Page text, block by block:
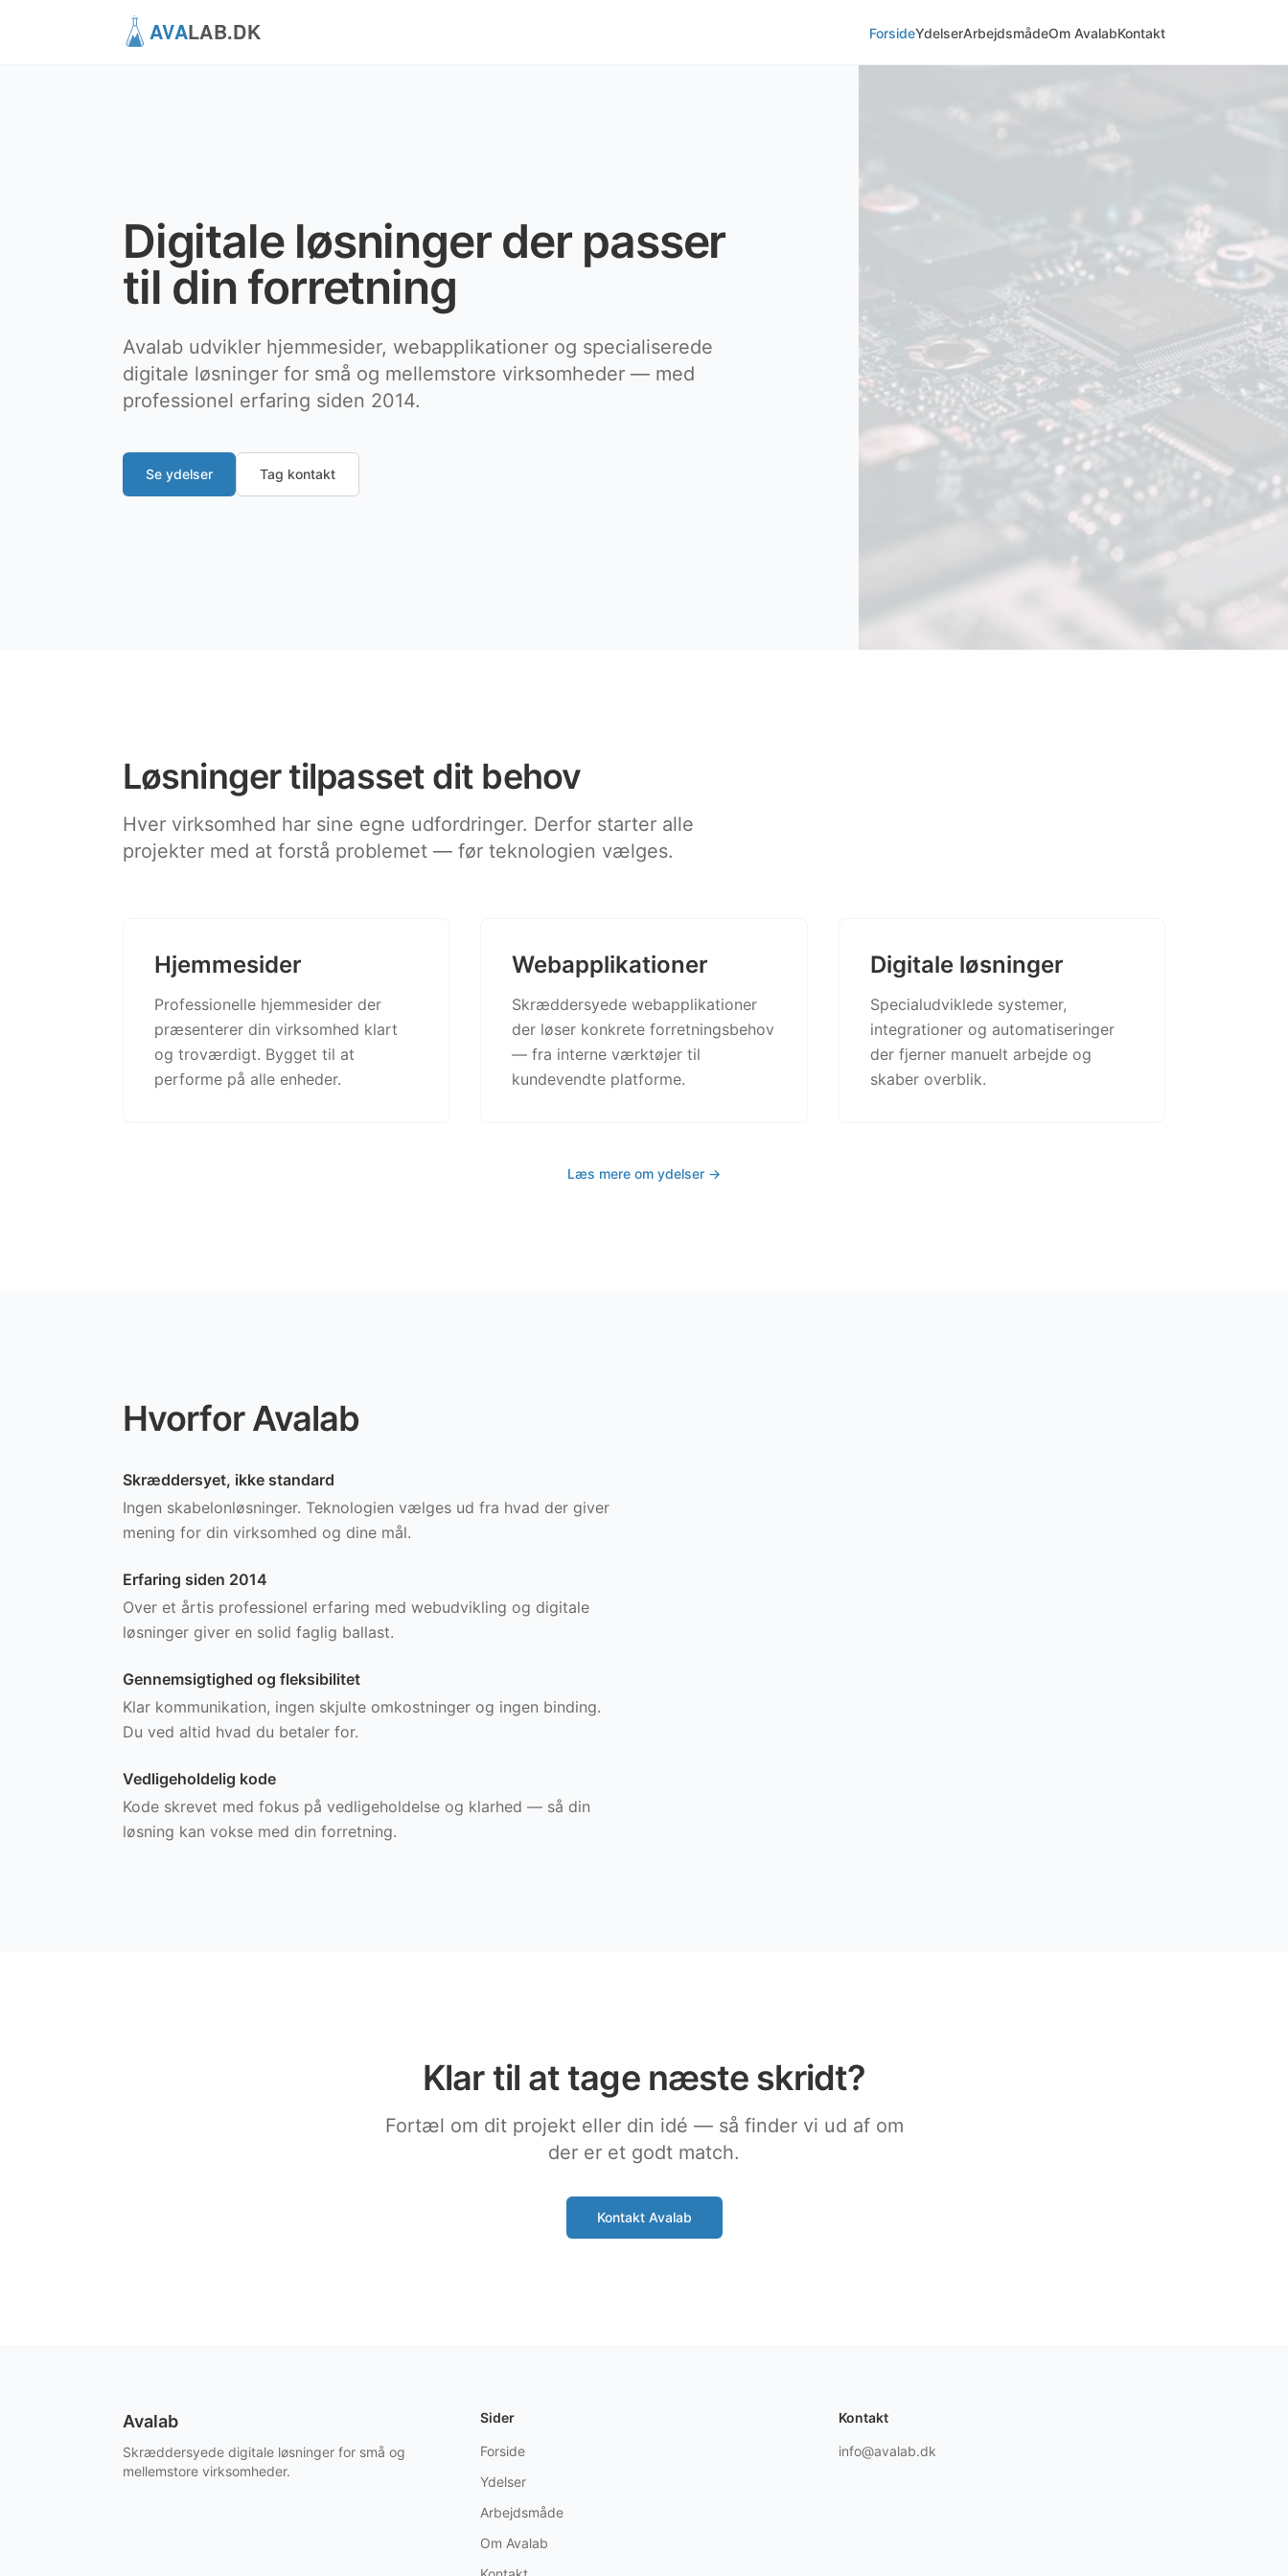
ForsideYdelserArbejdsmådeOm AvalabKontakt
Digitale løsninger der passer
til din forretning
Avalab udvikler hjemmesider, webapplikationer og specialiserede
digitale løsninger for små og mellemstore virksomheder — med
professionel erfaring siden 2014.
Se ydelser Tag kontakt
Løsninger tilpasset dit behov
Hver virksomhed har sine egne udfordringer. Derfor starter alle
projekter med at forstå problemet — før teknologien vælges.
Hjemmesider
Professionelle hjemmesider der
præsenterer din virksomhed klart
og troværdigt. Bygget til at
performe på alle enheder.
Webapplikationer
Skræddersyede webapplikationer
der løser konkrete forretningsbehov
— fra interne værktøjer til
kundevendte platforme.
Digitale løsninger
Specialudviklede systemer,
integrationer og automatiseringer
der fjerner manuelt arbejde og
skaber overblik.
Læs mere om ydelser →
Hvorfor Avalab
Skræddersyet, ikke standard
Ingen skabelonløsninger. Teknologien vælges ud fra hvad der giver
mening for din virksomhed og dine mål.
Erfaring siden 2014
Over et årtis professionel erfaring med webudvikling og digitale
løsninger giver en solid faglig ballast.
Gennemsigtighed og fleksibilitet
Klar kommunikation, ingen skjulte omkostninger og ingen binding.
Du ved altid hvad du betaler for.
Vedligeholdelig kode
Kode skrevet med fokus på vedligeholdelse og klarhed — så din
løsning kan vokse med din forretning.
Klar til at tage næste skridt?
Fortæl om dit projekt eller din idé — så finder vi ud af om
der er et godt match.
Kontakt Avalab
Avalab
Skræddersyede digitale løsninger for små og
mellemstore virksomheder.
Sider
Forside
Ydelser
Arbejdsmåde
Om Avalab
Kontakt
info@avalab.dk